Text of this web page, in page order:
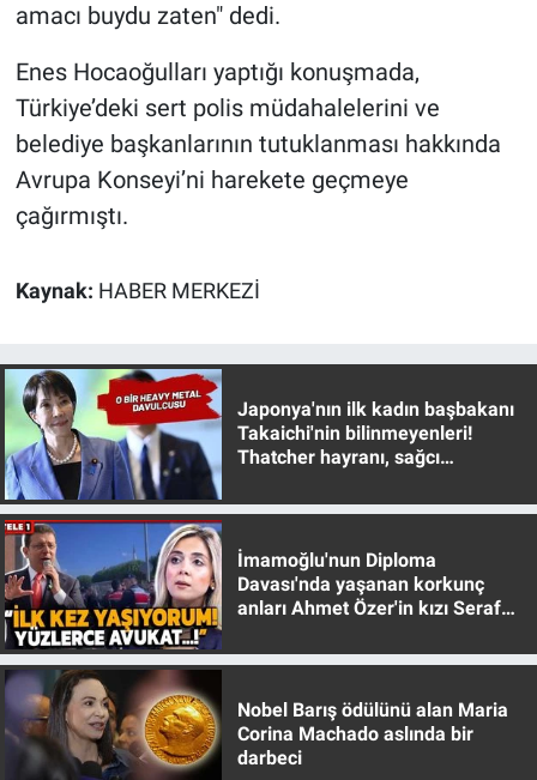
amacı buydu zaten" dedi.
Enes Hocaoğulları yaptığı konuşmada,
Türkiye’deki sert polis müdahalelerini ve
belediye başkanlarının tutuklanması hakkında
Avrupa Konseyi’ni harekete geçmeye
çağırmıştı.
Kaynak: HABER MERKEZİ
Japonya'nın ilk kadın başbakanı
Takaichi'nin bilinmeyenleri!
Thatcher hayranı, sağcı
İmamoğlu'nun Diploma
Davası'nda yaşanan korkunç
anları Ahmet Özer'in kızı Seraf
Nobel Barış ödülünü alan Maria
Corina Machado aslında bir
darbeci